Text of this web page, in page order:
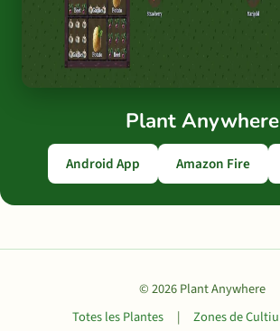
Plant Anywhere
Android App Amazon Fire
© 2026 Plant Anywhere
Totes les Plantes
| Zones de Cultiu